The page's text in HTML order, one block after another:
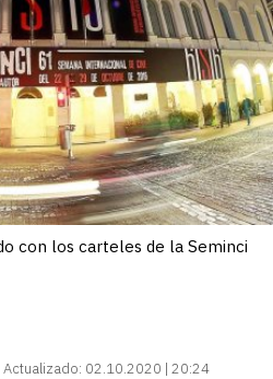
con los carteles de la Seminci
Actualizado: 02.10.2020 | 20:24